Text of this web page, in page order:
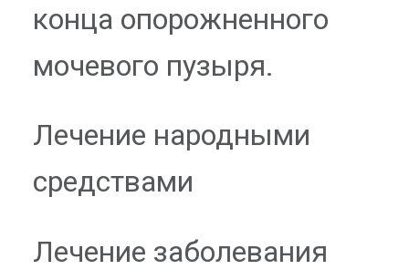
конца опорожненного
мочевого пузыря.
Лечение народными
средствами
Лечение заболевания